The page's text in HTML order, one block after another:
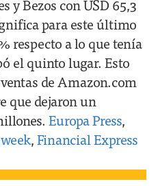
y Bezos con USD 65,3
para este último
respecto a lo que tenía
el quinto lugar. Esto
de Amazon.com
que dejaron un
Europa Press,
,Financial Express